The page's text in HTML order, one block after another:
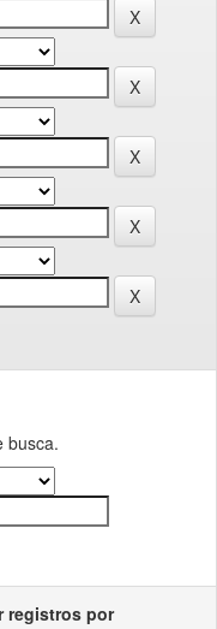
busca.
registros por